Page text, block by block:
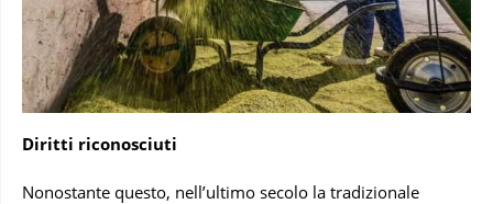
Diritti riconosciuti
Nonostante questo, nell’ultimo secolo la tradizionale